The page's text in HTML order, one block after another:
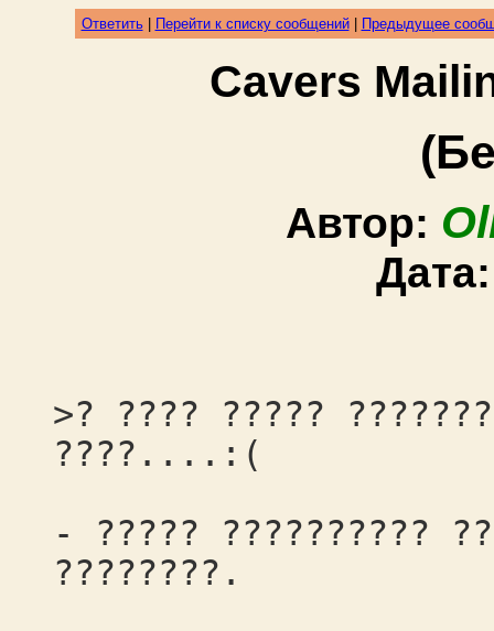
Ответить| Перейти к списку сообщений| Предыдущее
Cavers
Автор:
>? ???? ?????
????....:(
- ????? ??????????
????????.